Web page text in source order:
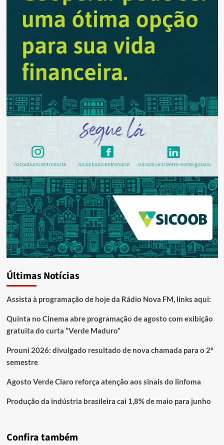
Últimas Notícias
Assista à programação de hoje da Rádio Nova FM, links aqui:
Quinta no Cinema abre programação de agosto com exibição
gratuita do curta “Verde Maduro”
Prouni 2026: divulgado resultado de nova chamada para o 2º
semestre
Agosto Verde Claro reforça atenção aos sinais do linfoma
Produção da indústria brasileira cai 1,8% de maio para junho
Confira também